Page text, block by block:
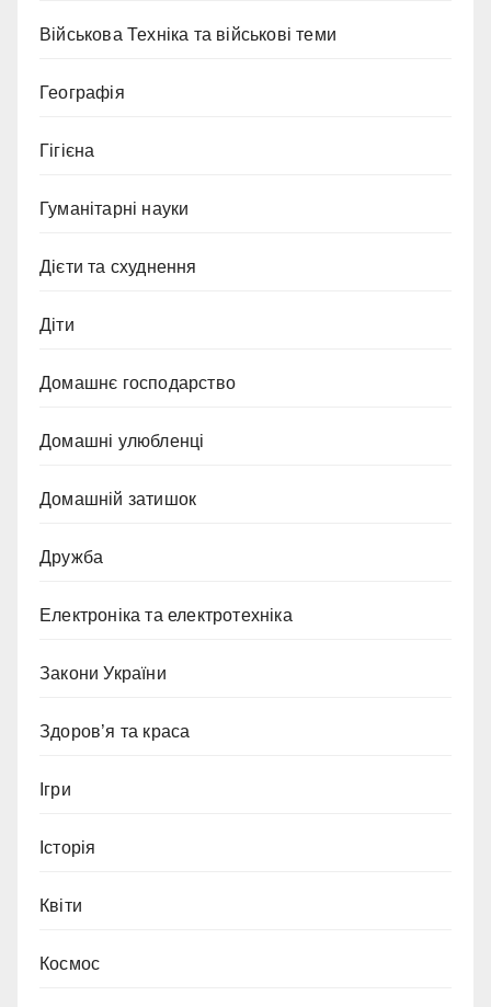
Військова Техніка та військові теми
Географія
Гігієна
Гуманітарні науки
Дієти та схуднення
Діти
Домашнє господарство
Домашні улюбленці
Домашній затишок
Дружба
Електроніка та електротехніка
Закони України
Здоров’я та краса
Ігри
Історія
Квіти
Космос